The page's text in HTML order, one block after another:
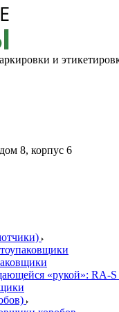
и
8, корпус 6
«рукой»: RA-